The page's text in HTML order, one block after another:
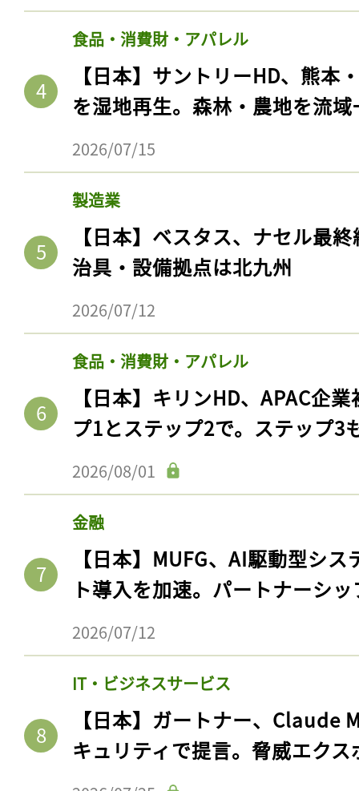
食品・消費財・アパレル
【日本】サントリーHD、熊本
を湿地再生。森林・農地を流
2026/07/15
製造業
【日本】ベスタス、ナセル最
治具・設備拠点は北九州
2026/07/12
食品・消費財・アパレル
【日本】キリンHD、APAC企
プ1とステップ2で。ステップ3
2026/08/01
金融
【日本】MUFG、AI駆動型シ
ト導入を加速。パートナーシ
2026/07/12
IT・ビジネスサービス
【日本】ガートナー、Claude
キュリティで提言。脅威エク